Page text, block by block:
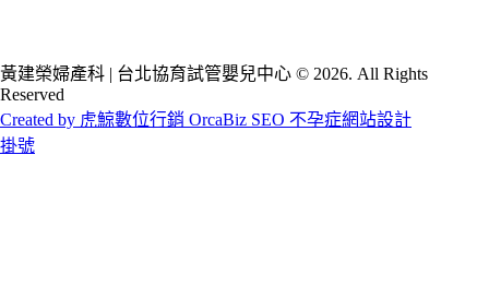
黃建榮婦產科 | 台北協育試管嬰兒中心 © 2026. All Rights
Reserved
Created by 虎鯨數位行銷 OrcaBiz SEO 不孕症網站設計
掛號